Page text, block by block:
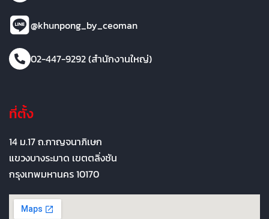
@khunpong_by_ceoman
02-447-9292 (สำนักงานใหญ่)
ที่ตั้ง
14 ม.17 ถ.กาญจนาภิเษก
แขวงบางระมาด เขตตลิ่งชัน
กรุงเทพมหานคร 10170